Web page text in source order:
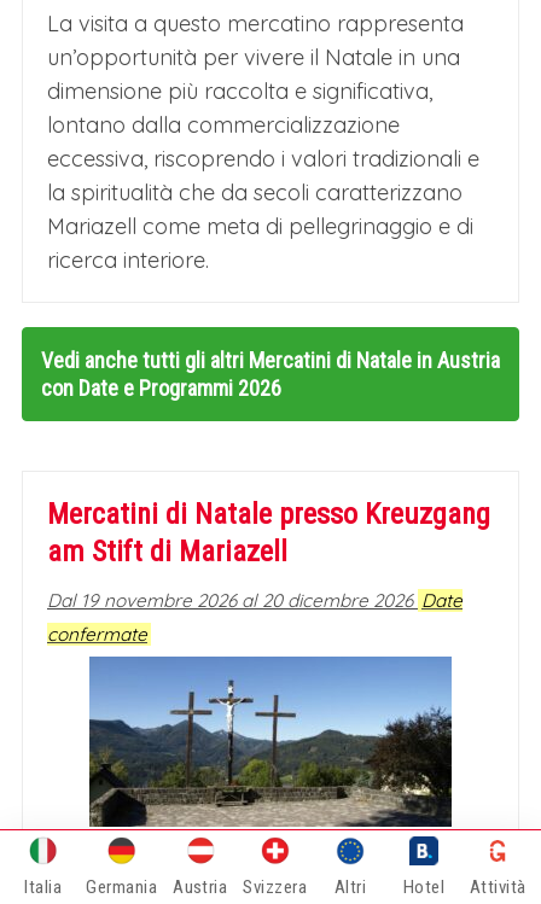
La visita a questo mercatino rappresenta
un’opportunità per vivere il Natale in una
dimensione più raccolta e significativa,
lontano dalla commercializzazione
eccessiva, riscoprendo i valori tradizionali e
la spiritualità che da secoli caratterizzano
Mariazell come meta di pellegrinaggio e di
ricerca interiore.
Vedi anche tutti gli altri Mercatini di Natale in Austria
con Date e Programmi 2026
Mercatini di Natale presso Kreuzgang
am Stift di Mariazell
Dal 19 novembre 2026 al 20 dicembre 2026 Date
confermate
Il mercatino di Natale nel Kreuzgang am
Stift (Chiostro del Santuario) di Mariazell
Italia Germania Austria Svizzera Altri Hotel Attività